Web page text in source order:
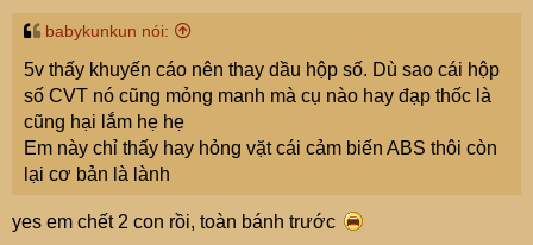
babykunkun nói:
5v thấy khuyến cáo nên thay dầu hộp số. Dù sao cái hộp
số CVT nó cũng mỏng manh mà cụ nào hay đạp thốc là
cũng hại lắm hẹ hẹ
Em này chỉ thấy hay hỏng vặt cái cảm biến ABS thôi còn
lại cơ bản là lành
yes em chết 2 con rồi, toàn bánh trước